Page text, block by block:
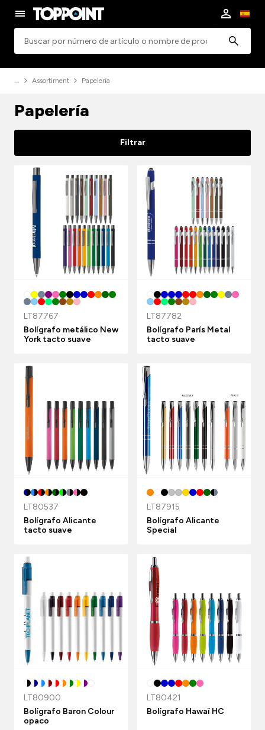
Assortiment Papelería
Papelería
Filtrar
LT87767
Bolígrafo metálico New
York tacto suave
LT87782
Bolígrafo París Metal
tacto suave
LT80537
Bolígrafo Alicante
tacto suave
LT87915
Bolígrafo Alicante
Special
LT80900
Bolígrafo Baron Colour
opaco
LT80421
Bolígrafo Hawaï HC